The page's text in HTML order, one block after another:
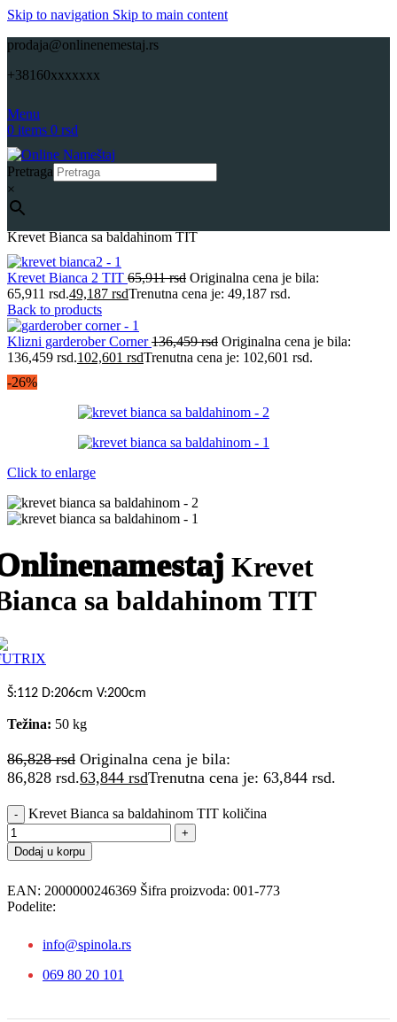
Skip to navigation Skip to main content
prodaja@onlinenemestaj.rs
+38160xxxxxxx
Menu
0 items 0 rsd
Pretraga
×
Krevet Bianca sa baldahinom TIT
Krevet Bianca 2 TIT 65,911rsd Originalna cena je bila:
65,911 rsd.49,187 rsdTrenutna cena je: 49,187 rsd.
Back to products
Klizni garderober Corner136,459rsd Originalna cena je bila:
136,459 rsd.102,601 rsdTrenutna cena je: 102,601 rsd.
-26%
Click to enlarge
Krevet
sa baldahinom TIT
Š:112 D:206cm V:200cm
Težina: 50 kg
86,828rsd Originalna cena je bila:
86,828 rsd.63,844 rsdTrenutna cena je: 63,844 rsd.
Krevet Bianca sa baldahinom TIT količina
Dodaj u korpu
EAN: 2000000246369 Šifra proizvoda: 001-773
Podelite:
info@spinola.rs
069 80 20 101